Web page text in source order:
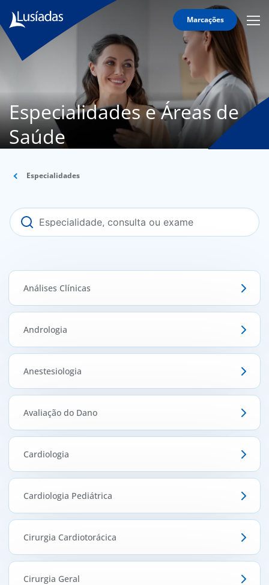
Marcações
Lusíadas
Hospitais
Corpo
Clínico
Especialidades
Acordos
Sport
a nós
Especialidades e Áreas de
Saúde
Especialidades
Análises Clínicas
Andrologia
Anestesiologia
Avaliação do Dano
Cardiologia
Cardiologia Pediátrica
Cirurgia Cardiotorácica
Cirurgia Geral